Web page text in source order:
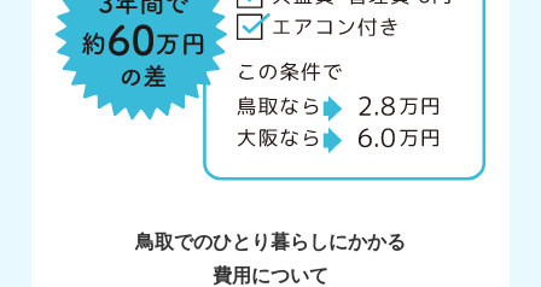
鳥取でのひとり暮らしにかかる
費用について